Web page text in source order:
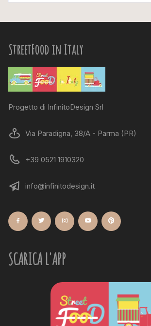
StreetFood in Italy
Progetto di InfinitoDesign Srl
Via Paradigna, 38/A - Parma (PR)
+39 0521 1910320
info@infinitodesign.it
SCARICA L'APP